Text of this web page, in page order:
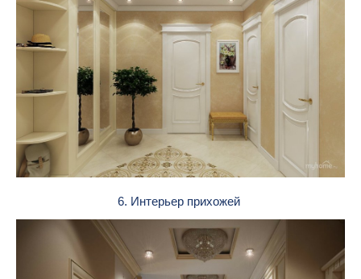
6. Интерьер прихожей